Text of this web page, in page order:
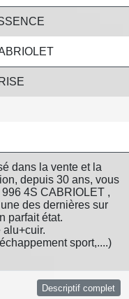
dans la vente et la
depuis 30 ans, vous
4S CABRIOLET ,
des dernières sur
parfait état.
alu+cuir.
sport,....)
Descriptif complet